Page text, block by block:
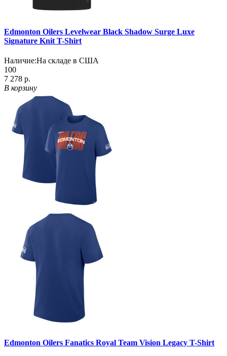
Edmonton Oilers Levelwear Black Shadow Surge Luxe
Signature Knit T-Shirt
Наличие:На складе в США
100
7 278 р.
В корзину
Edmonton Oilers Fanatics Royal Team Vision Legacy T-Shirt